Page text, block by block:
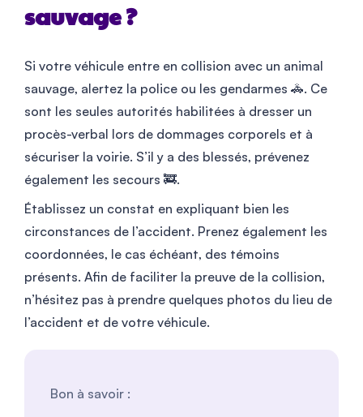
sauvage ?
Si votre véhicule entre en collision avec un animal
sauvage, alertez la police ou les gendarmes 🚓. Ce
sont les seules autorités habilitées à dresser un
procès-verbal lors de dommages corporels et à
sécuriser la voirie. S’il y a des blessés, prévenez
également les secours 🚒.
Établissez un constat en expliquant bien les
circonstances de l’accident. Prenez également les
coordonnées, le cas échéant, des témoins
présents. Afin de faciliter la preuve de la collision,
n’hésitez pas à prendre quelques photos du lieu de
l’accident et de votre véhicule.
Bon à savoir :